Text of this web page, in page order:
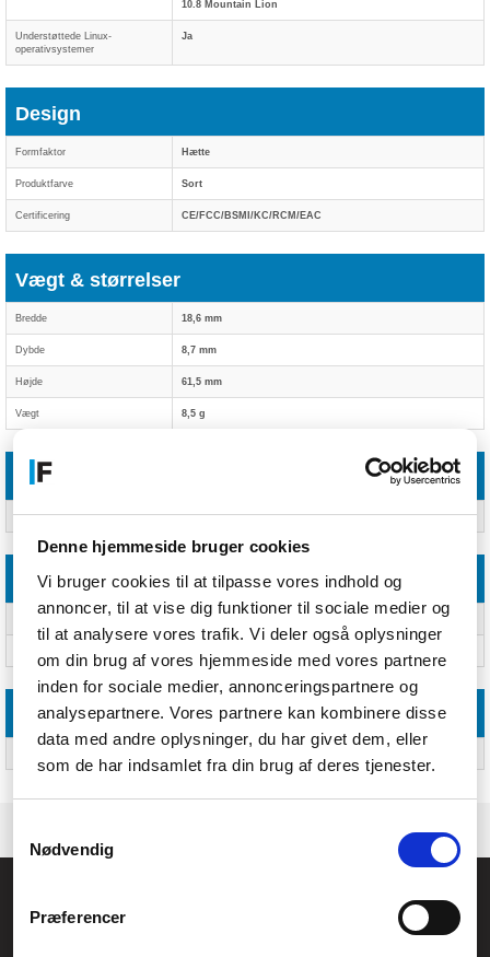
Denne hjemmeside bruger cookies
Vi bruger cookies til at tilpasse vores indhold og
annoncer, til at vise dig funktioner til sociale medier og
til at analysere vores trafik. Vi deler også oplysninger
om din brug af vores hjemmeside med vores partnere
inden for sociale medier, annonceringspartnere og
analysepartnere. Vores partnere kan kombinere disse
data med andre oplysninger, du har givet dem, eller
som de har indsamlet fra din brug af deres tjenester.
Nødvendig
Præferencer
10.8 Mountain Lion
Understøttede Linux-
operativsystemer
Ja
Design
Formfaktor Hætte
Produktfarve Sort
Certificering CE/FCC/BSMI/KC/RCM/EAC
Vægt & størrelser
Bredde 18,6 mm
Dybde 8,7 mm
Højde 61,5 mm
Vægt 8,5 g
Emballage indhold
Antal pr. pakke Ja
Andre funktioner
Logistik data
CVR.: 26208637